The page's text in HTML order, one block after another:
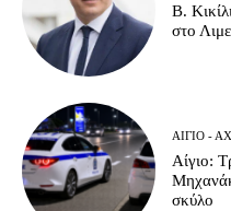
Β.
στο
ΑΊΓΙΟ -
Αίγιο:
σκύλο